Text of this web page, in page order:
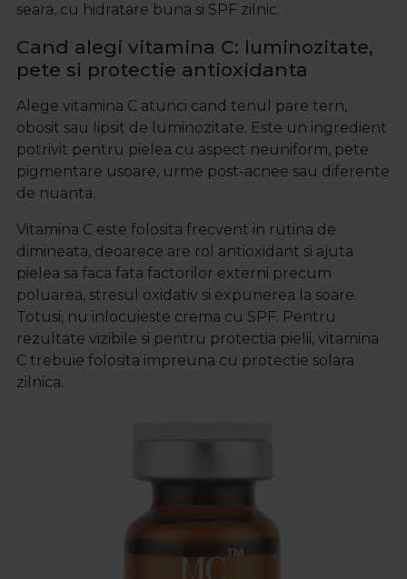
seara, cu hidratare buna si SPF zilnic.
Cand alegi vitamina C: luminozitate,
pete si protectie antioxidanta
Alege vitamina C atunci cand tenul pare tern,
obosit sau lipsit de luminozitate. Este un ingredient
potrivit pentru pielea cu aspect neuniform, pete
pigmentare usoare, urme post-acnee sau diferente
de nuanta.
Vitamina C este folosita frecvent in rutina de
dimineata, deoarece are rol antioxidant si ajuta
pielea sa faca fata factorilor externi precum
poluarea, stresul oxidativ si expunerea la soare.
Totusi, nu inlocuieste crema cu SPF. Pentru
rezultate vizibile si pentru protectia pielii, vitamina
C trebuie folosita impreuna cu protectie solara
zilnica.